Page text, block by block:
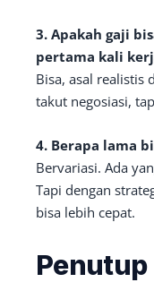
3. Apakah gaji
pertama kali
Bisa, asal realistis
takut negosiasi,
4. Berapa lama
Bervariasi. Ada
Tapi dengan
bisa lebih cepat.
Penutup